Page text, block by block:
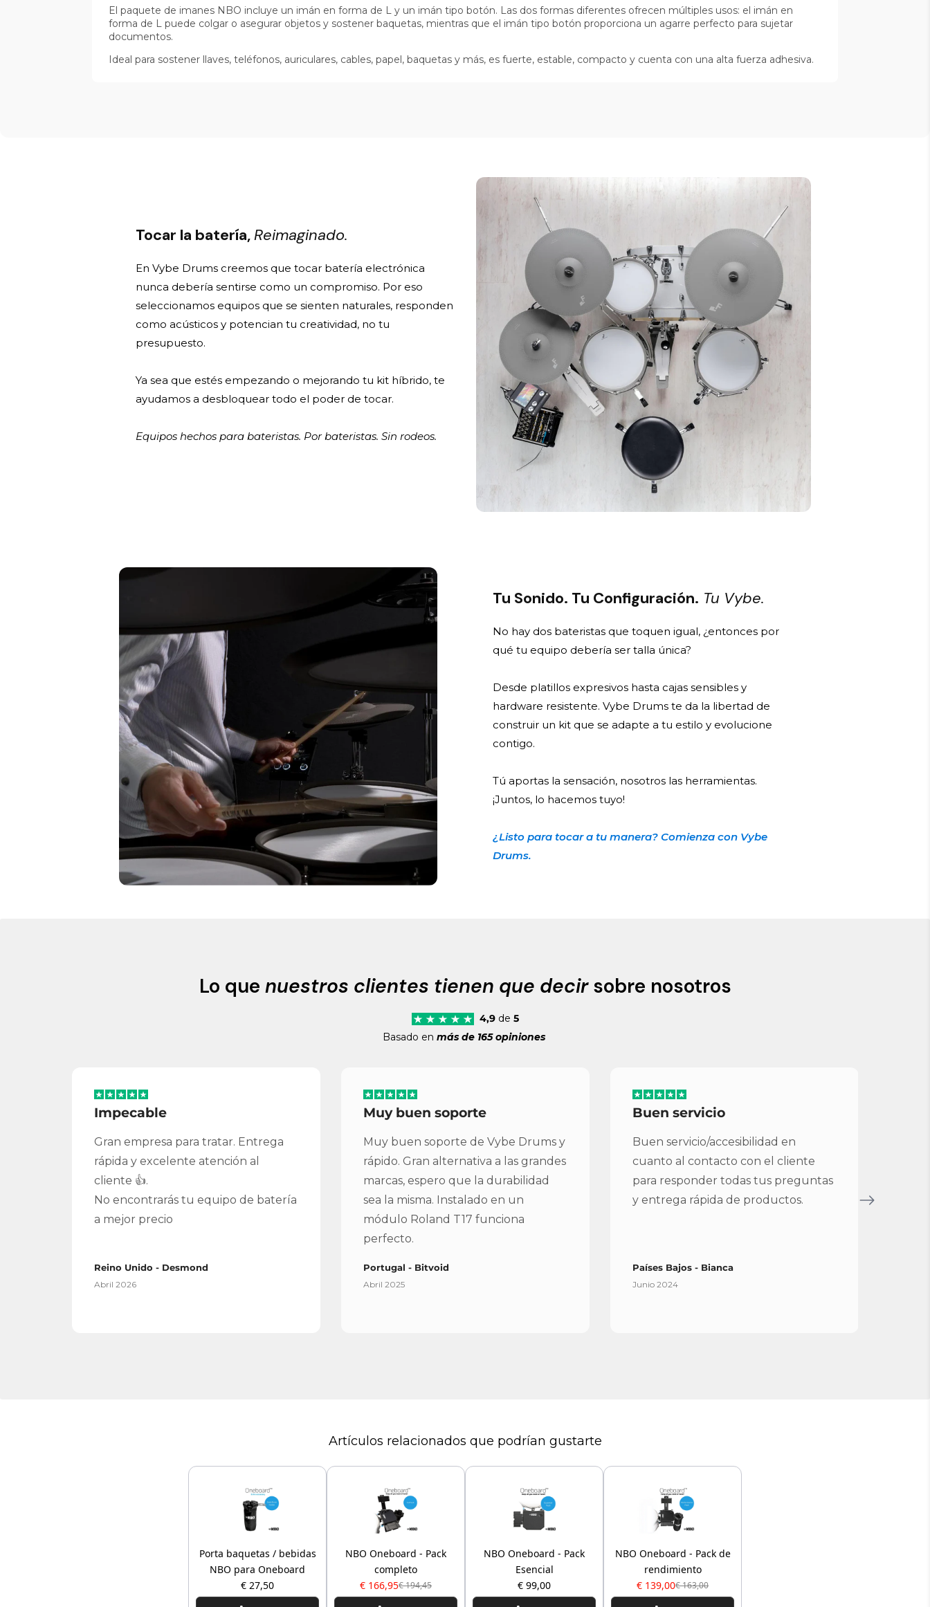
El paquete de imanes NBO incluye un imán en forma de L y un imán tipo botón. Las dos formas diferentes ofrecen múltiples usos: el imán en
forma de L puede colgar o asegurar objetos y sostener baquetas, mientras que el imán tipo botón proporciona un agarre perfecto para sujetar
documentos.
Ideal para sostener llaves, teléfonos, auriculares, cables, papel, baquetas y más, es fuerte, estable, compacto y cuenta con una alta fuerza adhesiva.
Tocar la batería,Reimaginado.
En Vybe Drums creemos que tocar batería electrónica
nunca debería sentirse como un compromiso. Por eso
seleccionamos equipos que se sienten naturales, responden
como acústicos y potencian tu creatividad, no tu
presupuesto.
Ya sea que estés empezando o mejorando tu kit híbrido, te
ayudamos a desbloquear todo el poder de tocar.
Equipos hechos para bateristas. Por bateristas. Sin rodeos.
Tu Sonido. Tu Configuración. Tu Vybe.
No hay dos bateristas que toquen igual, ¿entonces por
qué tu equipo debería ser talla única?
Desde platillos expresivos hasta cajas sensibles y
hardware resistente. Vybe Drums te da la libertad de
construir un kit que se adapte a tu estilo y evolucione
contigo.
Tú aportas la sensación, nosotros las herramientas.
¡Juntos, lo hacemos tuyo!
¿Listo para tocar a tu manera? Comienza con Vybe
Drums.
Lo que nuestros clientes tienen que decirsobre nosotros
4,9 de 5
Basado en más de 165 opiniones
Impecable
Gran empresa para tratar. Entrega
rápida y excelente atención al
cliente 👍.
No encontrarás tu equipo de batería
a mejor precio
Reino Unido - Desmond
Abril 2026
Muy buen soporte
Muy buen soporte de Vybe Drums y
rápido. Gran alternativa a las grandes
marcas, espero que la durabilidad
sea la misma. Instalado en un
módulo Roland T17 funciona
perfecto.
Portugal - Bitvoid
Abril 2025
Buen servicio
Buen servicio/accesibilidad en
cuanto al contacto con el cliente
para responder todas tus preguntas
y entrega rápida de productos.
Países Bajos - Bianca
Junio 2024
Artículos relacionados que podrían gustarte
Porta baquetas / bebidas
NBO para Oneboard
€ 27,50
NBO Oneboard - Pack
completo
€ 166,95€ 194,45
NBO Oneboard - Pack
Esencial
€ 99,00
NBO Oneboard - Pack de
rendimiento
€ 139,00€ 163,00